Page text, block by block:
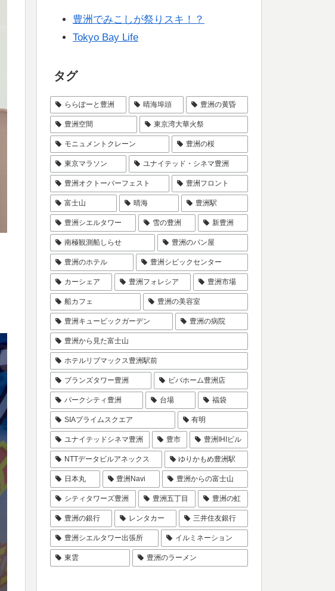
豊洲でみこしが祭りスキ！？
Tokyo Bay Life
タグ
ららぽーと豊洲 晴海埠頭 豊洲の黄昏
豊洲空間 東京湾大華火祭
モニュメントクレーン 豊洲の桜
東京マラソン ユナイテッド・シネマ豊洲
豊洲オクトーバーフェスト 豊洲フロント
富士山 晴海 豊洲駅
豊洲シエルタワー 雪の豊洲 新豊洲
南極観測船しらせ 豊洲のパン屋
豊洲のホテル 豊洲シビックセンター
カーシェア 豊洲フォレシア 豊洲市場
船カフェ 豊洲の美容室
豊洲キュービックガーデン 豊洲の病院
豊洲から見た富士山
ホテルリブマックス豊洲駅前
ブランズタワー豊洲 ビバホーム豊洲店
パークシティ豊洲 台場 福袋
SIAプライムスクエア 有明
ユナイテッドシネマ豊洲 豊市 豊洲IHIビル
NTTデータビルアネックス ゆりかもめ豊洲駅
日本丸 豊洲Navi 豊洲からの富士山
シティタワーズ豊洲 豊洲五丁目 豊洲の虹
豊洲の銀行 レンタカー 三井住友銀行
豊洲シエルタワー出張所 イルミネーション
東雲 豊洲のラーメン